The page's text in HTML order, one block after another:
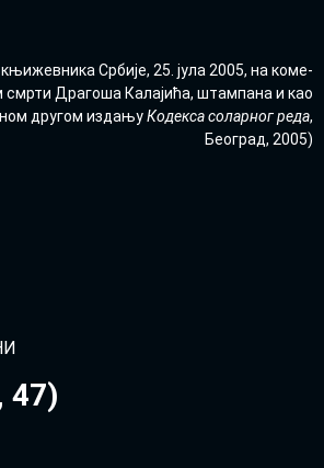
Ср­би­је, 25. јула 2005, на ко­ме­
смр­ти Дра­го­ша Ка­ла­ји­ћа, штам­па­на и као
дру­гом из­да­њуКо­дек­са со­лар­ног ре­да,
Бе­о­град, 2005)
47)